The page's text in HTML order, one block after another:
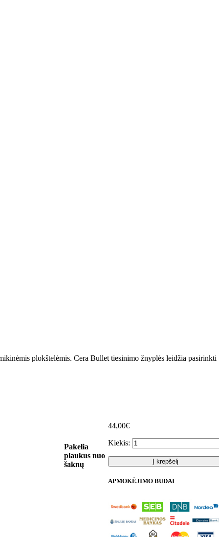
plokštelėmis. Cera Bullet tiesinimo žnyplės leidžia pasirinkti
44,00€
Kiekis:
Į krepšelį
APMOKĖJIMO BŪDAI
Pakelia
plaukus nuo
šaknų